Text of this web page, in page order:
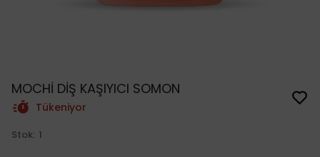
MOCHİ DİŞ KAŞIYICI SOMON
Tükeniyor
Stok: 1